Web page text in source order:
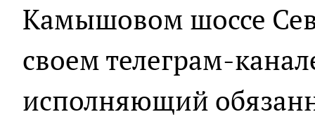
Камышовом шоссе
своем телеграм-
исполняющий